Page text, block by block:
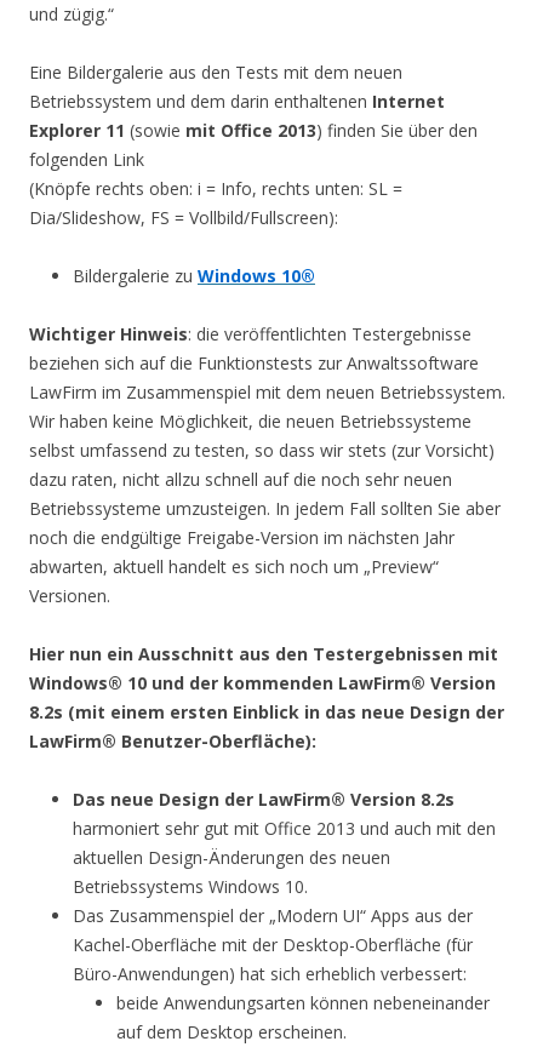
und zügig.“
Eine Bildergalerie aus den Tests mit dem neuen
Betriebssystem und dem darin enthaltenen Internet
Explorer 11 (sowie mit Office 2013) finden Sie über den
folgenden Link
(Knöpfe rechts oben: i = Info, rechts unten: SL =
Dia/Slideshow, FS = Vollbild/Fullscreen):
Bildergalerie zu Windows 10®
Wichtiger Hinweis: die veröffentlichten Testergebnisse
beziehen sich auf die Funktionstests zur Anwaltssoftware
LawFirm im Zusammenspiel mit dem neuen Betriebssystem.
Wir haben keine Möglichkeit, die neuen Betriebssysteme
selbst umfassend zu testen, so dass wir stets (zur Vorsicht)
dazu raten, nicht allzu schnell auf die noch sehr neuen
Betriebssysteme umzusteigen. In jedem Fall sollten Sie aber
noch die endgültige Freigabe-Version im nächsten Jahr
abwarten, aktuell handelt es sich noch um „Preview“
Versionen.
Hier nun ein Ausschnitt aus den Testergebnissen mit
Windows® 10 und der kommenden LawFirm® Version
8.2s (mit einem ersten Einblick in das neue Design der
LawFirm® Benutzer-Oberfläche):
Das neue Design der LawFirm® Version 8.2s
harmoniert sehr gut mit Office 2013 und auch mit den
aktuellen Design-Änderungen des neuen
Betriebssystems Windows 10.
Das Zusammenspiel der „Modern UI“ Apps aus der
Kachel-Oberfläche mit der Desktop-Oberfläche (für
Büro-Anwendungen) hat sich erheblich verbessert:
beide Anwendungsarten können nebeneinander
auf dem Desktop erscheinen.